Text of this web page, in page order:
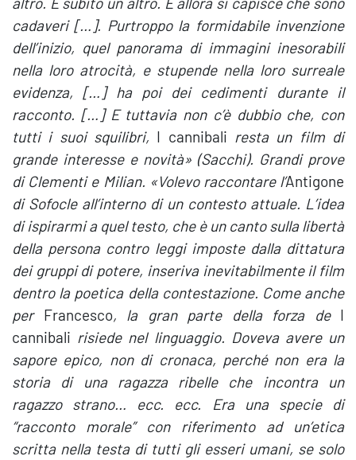
cadaveri […]. Purtroppo la formidabile invenzione
dell’inizio, quel panorama di immagini inesorabili
nella loro atrocità, e stupende nella loro surreale
evidenza, […] ha poi dei cedimenti durante il
racconto. […] E tuttavia non c’è dubbio che, con
tutti i suoi squilibri, I cannibali resta un film di
grande interesse e novità» (Sacchi). Grandi prove
di Clementi e Milian. «Volevo raccontare l’Antigone
di Sofocle all’interno di un contesto attuale. L’idea
di ispirarmi a quel testo, che è un canto sulla libertà
della persona contro leggi imposte dalla dittatura
dei gruppi di potere, inseriva inevitabilmente il film
dentro la poetica della contestazione. Come anche
perFrancesco, la gran parte della forza deI
cannibali risiede nel linguaggio. Doveva avere un
sapore epico, non di cronaca, perché non era la
storia di una ragazza ribelle che incontra un
ragazzo strano… ecc. ecc. Era una specie di
“racconto morale” con riferimento ad un’etica
scritta nella testa di tutti gli esseri umani, se solo